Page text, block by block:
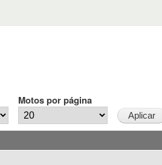
Motos por página